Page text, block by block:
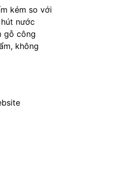
kém so với
nước
gỗ công
không